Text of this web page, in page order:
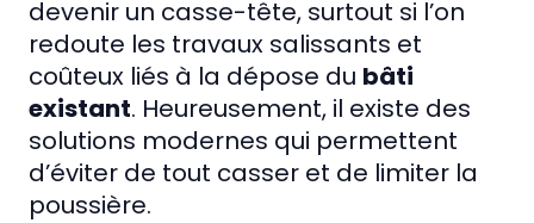
devenir un casse-tête, surtout si l’on
redoute les travaux salissants et
coûteux liés à la dépose du bâti
existant. Heureusement, il existe des
solutions modernes qui permettent
d’éviter de tout casser et de limiter la
poussière.